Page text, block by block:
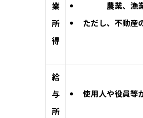
業
所
得
農業、漁
ただし、不動産
給
与
所
使用人や役員等